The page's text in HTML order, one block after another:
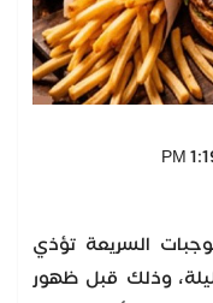
السريعة تؤذي
وذلك قبل ظهور